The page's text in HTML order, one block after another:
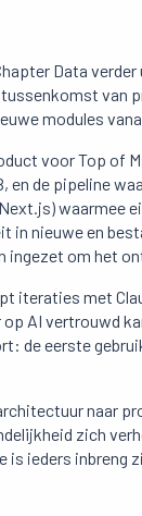
Data
van
modules
voor Top of
de pipeline
waarmee
nieuwe en
ingezet om het
met
AI vertrouwd
de eerste
naar
zich
is ieders inbreng